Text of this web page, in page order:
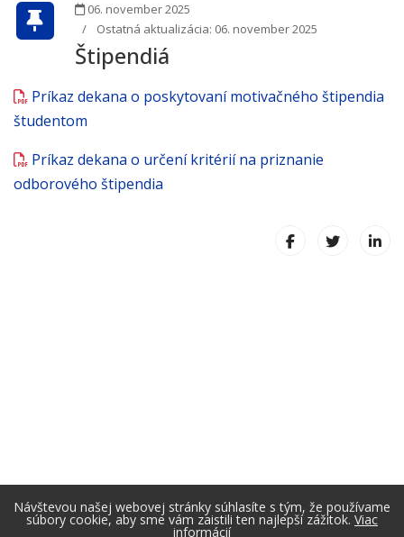
06. november 2025
Ostatná aktualizácia: 06. november 2025
Štipendiá
Príkaz dekana o poskytovaní motivačného štipendia
študentom
Príkaz dekana o určení kritérií na priznanie
odborového štipendia
Návštevou našej webovej stránky súhlasíte s tým, že používame
súbory cookie, aby sme vám zaistili ten najlepší zážitok. Viac
informácií